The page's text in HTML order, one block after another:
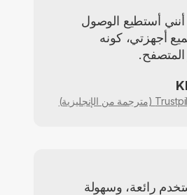
أنني أستطيع الوصول
أجهزتي، كونه
رائعة، وسهولة